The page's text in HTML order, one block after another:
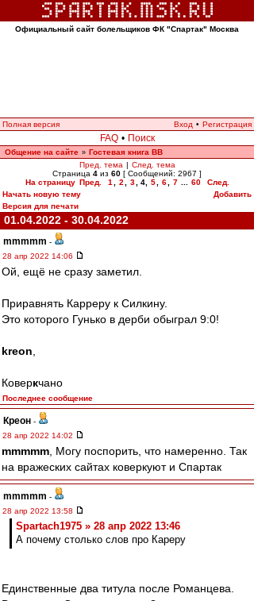
Официальный сайт болельщиков ФК "Спартак" Москва
Полная версия Вход • Регистрация
FAQ • Поиск
Общение на сайте » Гостевая книга ВВ
Пред. тема | След. тема
Страница 4 из 60 [ Сообщений: 2967 ]
На страницу Пред. 1 2 3 4, 5 6 7 60
След.
Начать новую тему
Добавить
Версия для печати
01.04.2022 - 30.04.2022
mmmmm -
28 апр 2022 14:06
Ой, ещё не сразу заметил.
Приравнять Карреру к Силкину.
Это которого Гунько в дерби обыграл 9:0!
kreon
Коверкчано
Последнее сообщение
Креон -
28 апр 2022 14:02
mmmmm , Могу поспорить, что намеренно. Так
на вражеских сайтах коверкуют и Спартак
mmmmm -
28 апр 2022 13:58
Spartach1975 » 28 апр 2022 13:46
А почему столько слов про Кареру
Единственные два титула после Романцева.